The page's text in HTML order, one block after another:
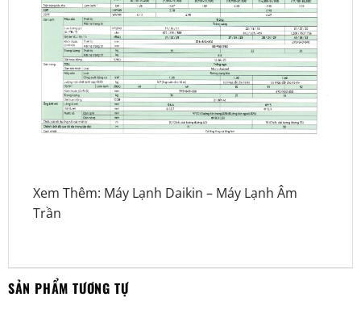
Xem Thêm: Máy Lạnh Daikin – Máy Lạnh Âm
Trần
SẢN PHẨM TƯƠNG TỰ